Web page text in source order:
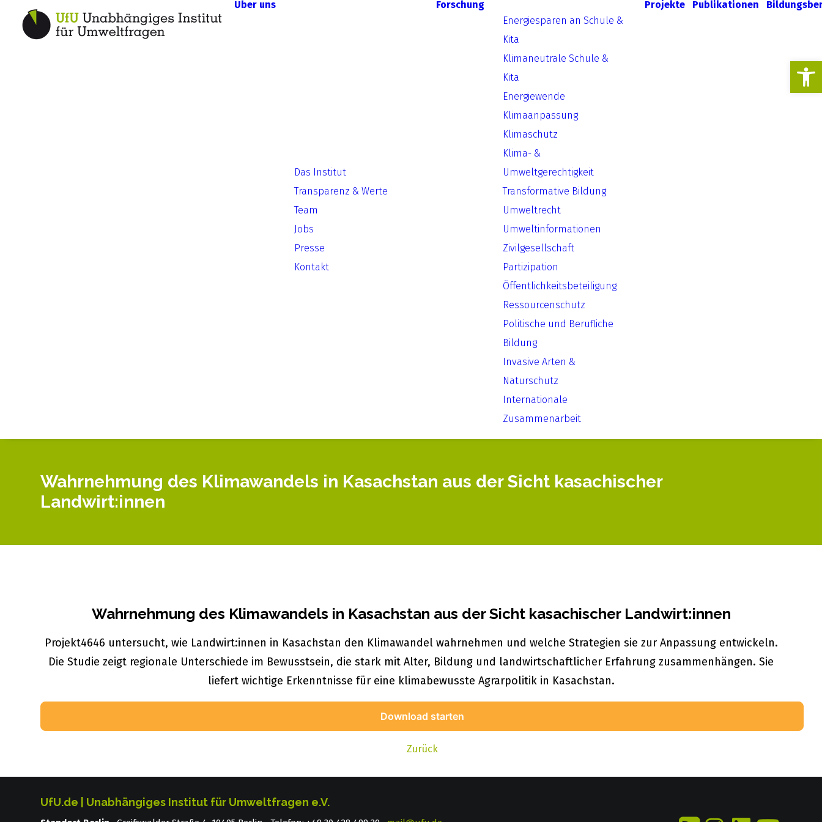
Über uns
Das Institut
Transparenz & Werte
Team
Jobs
Presse
Kontakt
Forschung
Energiesparen an Schule &
Kita
Klimaneutrale Schule &
Kita
Energiewende
Klimaanpassung
Klimaschutz
Klima- &
Umweltgerechtigkeit
Transformative Bildung
Umweltrecht
Umweltinformationen
Zivilgesellschaft
Partizipation
Öffentlichkeitsbeteiligung
Ressourcenschutz
Politische und Berufliche
Bildung
Invasive Arten &
Naturschutz
Internationale
Zusammenarbeit
Projekte Publikationen
Wahrnehmung des Klimawandels in Kasachstan aus der Sicht kasachischer
Landwirt:innen
Wahrnehmung des Klimawandels in Kasachstan aus der Sicht kasachischer Landwirt:innen
Projekt4646 untersucht, wie Landwirt:innen in Kasachstan den Klimawandel wahrnehmen und welche Strategien sie zur Anpassung entwickeln.
Die Studie zeigt regionale Unterschiede im Bewusstsein, die stark mit Alter, Bildung und landwirtschaftlicher Erfahrung zusammenhängen. Sie
liefert wichtige Erkenntnisse für eine klimabewusste Agrarpolitik in Kasachstan.
Download starten
Zurück
UfU.de | Unabhängiges Institut für Umweltfragen e.V.